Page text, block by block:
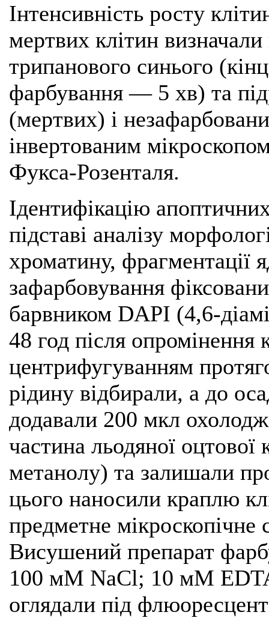
Інтенсивність росту
мертвих клітин
трипанового синього
фарбування — 5 хв) та
(мертвих) і
інвертованим
Фукса-Розенталя.
Ідентифікацію
підставі аналізу
хроматину, фрагментації
зафарбовування
барвником DAPI (4,6-
48 год після опромінення
центрифугуванням
рідину відбирали, а до
додавали 200 мкл
частина льодяної
метанолу) та залишали
цього наносили краплю
предметне
Висушений препарат
100 мM NaCl; 10 мM
оглядали під